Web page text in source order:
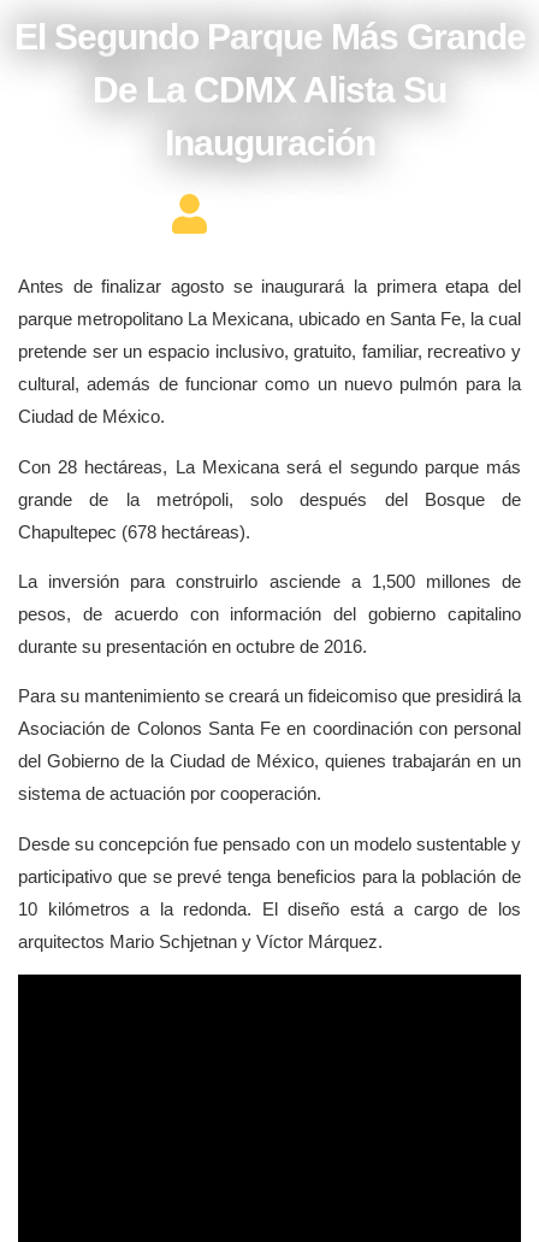
El Segundo Parque Más Grande
De La CDMX Alista Su
Inauguración
Antes de finalizar agosto se inaugurará la primera etapa del
parque metropolitano La Mexicana, ubicado en Santa Fe, la cual
pretende ser un espacio inclusivo, gratuito, familiar, recreativo y
cultural, además de funcionar como un nuevo pulmón para la
Ciudad de México.
Con 28 hectáreas, La Mexicana será el segundo parque más
grande de la metrópoli, solo después del Bosque de
Chapultepec (678 hectáreas).
La inversión para construirlo asciende a 1,500 millones de
pesos, de acuerdo con información del gobierno capitalino
durante su presentación en octubre de 2016.
Para su mantenimiento se creará un fideicomiso que presidirá la
Asociación de Colonos Santa Fe en coordinación con personal
del Gobierno de la Ciudad de México, quienes trabajarán en un
sistema de actuación por cooperación.
Desde su concepción fue pensado con un modelo sustentable y
participativo que se prevé tenga beneficios para la población de
10 kilómetros a la redonda. El diseño está a cargo de los
arquitectos Mario Schjetnan y Víctor Márquez.